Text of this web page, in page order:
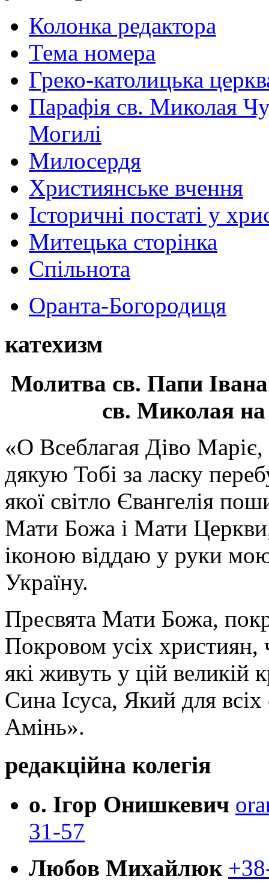
Колонка редактора
Тема номера
Греко-католицька
Парафія св. Миколая
Могилі
Милосердя
Християнське вчення
Історичні постаті у
Митецька сторінка
Спільнота
Оранта-Богородиця
катехизм
Молитва св. Папи
св. Миколая на
«О Всеблагая Діво
дякую Тобі за ласку
якої світло Євангелія
Мати Божа і Мати
іконою віддаю у руки
Україну.
Пресвята Мати Божа,
Покровом усіх християн,
які живуть у цій великій
Сина Ісуса, Який для
Амінь».
редакційна колегія
о. Ігор Онишкевич
31-57
Любов Михайлюк